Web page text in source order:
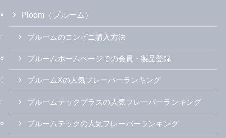
Ploom（プルーム）
プルームのコンビニ購入方法
プルームホームページでの会員・製品登録
プルームXの人気フレーバーランキング
プルームテックプラスの人気フレーバーランキング
プルームテックの人気フレーバーランキング